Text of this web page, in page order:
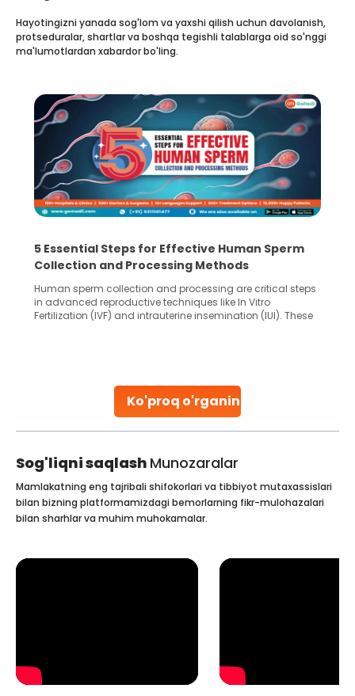
Ko'proq o'rganing
Hayotingizni yanada sog'lom va yaxshi qilish uchun davolanish,
protseduralar, shartlar va boshqa tegishli talablarga oid so'nggi
ma'lumotlardan xabardor bo'ling.
5 Essential Steps for Effective Human Sperm
Collection and Processing Methods
Human sperm collection and processing are critical steps
in advanced reproductive techniques like In Vitro
Fertilization (IVF) and intrauterine insemination (IUI). These
collected, they process the
Sog'liqni saqlash Munozaralar
Mamlakatning eng tajribali shifokorlari va tibbiyot mutaxassislari
bilan bizning platformamizdagi bemorlarning fikr-mulohazalari
bilan sharhlar va muhim muhokamalar.